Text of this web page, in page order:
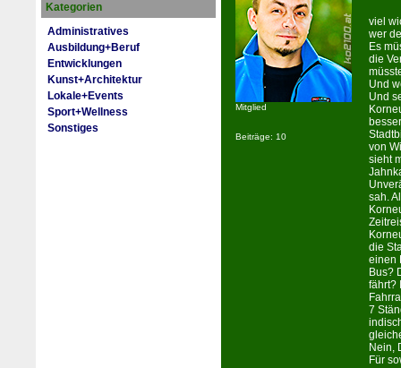
Kategorien
Administratives
Ausbildung+Beruf
Entwicklungen
Kunst+Architektur
Lokale+Events
Sport+Wellness
Sonstiges
Mitglied
Beiträge: 10
viel
wer
Es
die
Und
Und
von
sieht
sah.
die
einen
Bus?
fährt?
7
Nein,
Für